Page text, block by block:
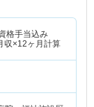
格手当込み
収×12ヶ月計算